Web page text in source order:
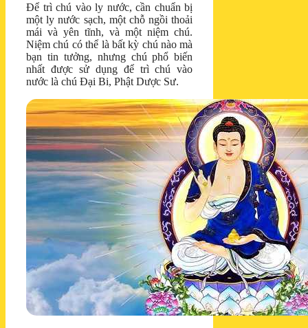
Để trì chú vào ly nước, cần chuẩn bị
một ly nước sạch, một chỗ ngồi thoải
mái và yên tĩnh, và một niệm chú.
Niệm chú có thể là bất kỳ chú nào mà
bạn tin tưởng, nhưng chú phổ biến
nhất được sử dụng để trì chú vào
nước là chú Đại Bi, Phật Dược Sư.